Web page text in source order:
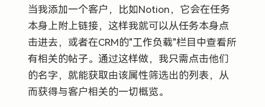
当我添加一个客户，比如Notion，它会在任务
本身上附上链接，这样我就可以从任务本身点
击进去，或者在CRM的"工作负载"栏目中查看所
有相关的帖子。通过这样做，我只需点击他们
的名字，就能获取由该属性筛选出的列表，从
而获得与客户相关的一切概览。